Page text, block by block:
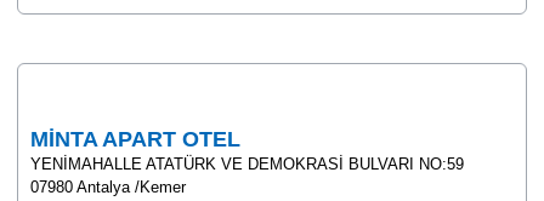
MİNTA APART OTEL
YENİMAHALLE ATATÜRK VE DEMOKRASİ BULVARI NO:59
07980 Antalya /Kemer